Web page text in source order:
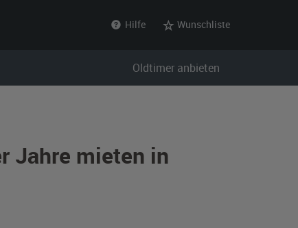
Hilfe Wunschliste
Oldtimer anbieten
Jahre mieten in